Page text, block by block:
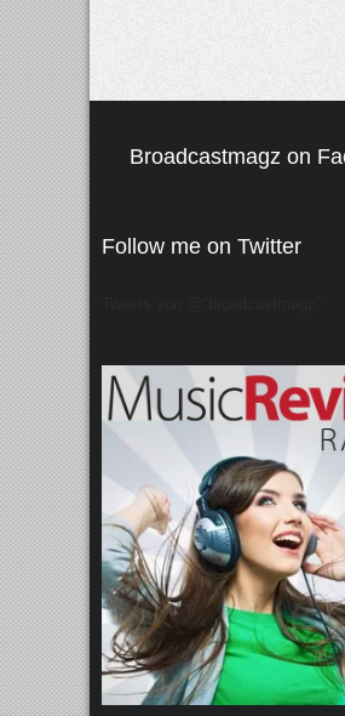
Broadcastmagz on
Follow me on Twitter